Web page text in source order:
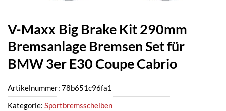
V-Maxx Big Brake Kit 290mm
Bremsanlage Bremsen Set für
BMW 3er E30 Coupe Cabrio
Artikelnummer: 78b651c96fa1
Kategorie: Sportbremsscheiben